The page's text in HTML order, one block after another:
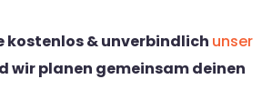
kostenlos & unverbindlich unser
wir planen gemeinsam deinen